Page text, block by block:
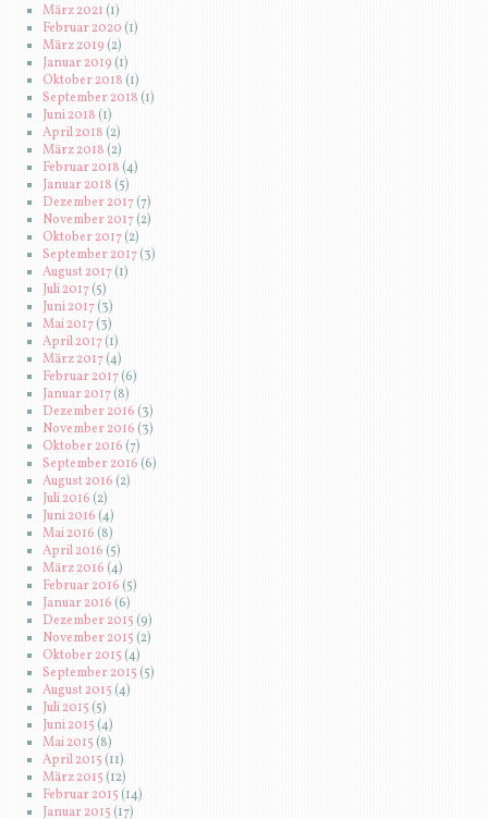
März 2021(1)
Februar 2020 (1)
März 2019 (2)
Januar 2019 (1)
Oktober 2018(1)
September 2018 (1)
Juni 2018 (1)
April 2018(2)
März 2018 (2)
Februar 2018(4)
Januar 2018 (5)
Dezember 2017(7)
November 2017(2)
Oktober 2017(2)
September 2017(3)
August 2017(1)
Juli 2017(5)
Juni 2017(3)
Mai 2017(3)
April 2017(1)
März 2017(4)
Februar 2017(6)
Januar 2017(8)
Dezember 2016 (3)
November 2016 (3)
Oktober 2016(7)
September 2016 (6)
August 2016(2)
Juli 2016(2)
Juni 2016 (4)
Mai 2016 (8)
April 2016(5)
März 2016 (4)
Februar 2016(5)
Januar 2016 (6)
Dezember 2015 (9)
November 2015 (2)
Oktober 2015 (4)
September 2015 (5)
August 2015 (4)
Juli 2015 (5)
Juni 2015 (4)
Mai 2015(8)
April 2015 (11)
März 2015 (12)
Februar 2015 (14)
Januar 2015 (17)